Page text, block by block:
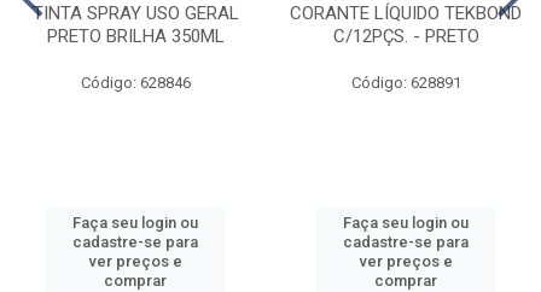
TINTA SPRAY USO GERAL
PRETO BRILHA 350ML
Código: 628846
Faça seu login ou
cadastre-se para
ver preços e
comprar
CORANTE LÍQUIDO TEKBOND
C/12PÇS. - PRETO
Código: 628891
Faça seu login ou
cadastre-se para
ver preços e
comprar